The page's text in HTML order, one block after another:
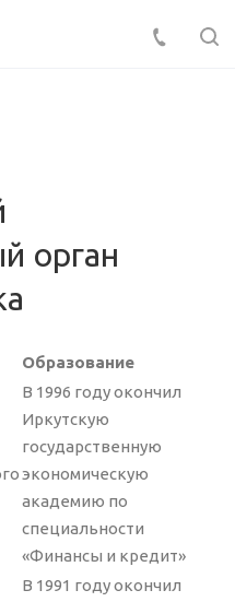
орган
Образование
В 1996 году окончил
Иркутскую
государственную
экономическую
академию по
специальности
«Финансы и кредит»
В 1991 году окончил